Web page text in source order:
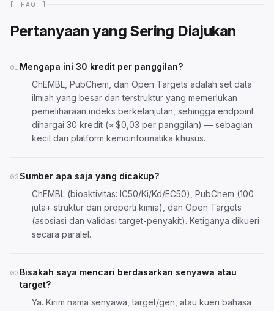
[ FAQ ]
Pertanyaan yang Sering Diajukan
01 Mengapa ini 30 kredit per panggilan?
ChEMBL, PubChem, dan Open Targets adalah set data
ilmiah yang besar dan terstruktur yang memerlukan
pemeliharaan indeks berkelanjutan, sehingga endpoint
dihargai 30 kredit (≈ $0,03 per panggilan) — sebagian
kecil dari platform kemoinformatika khusus.
02Sumber apa saja yang dicakup?
ChEMBL (bioaktivitas: IC50/Ki/Kd/EC50), PubChem (100
juta+ struktur dan properti kimia), dan Open Targets
(asosiasi dan validasi target-penyakit). Ketiganya dikueri
secara paralel.
03 Bisakah saya mencari berdasarkan senyawa atau
target?
Ya. Kirim nama senyawa, target/gen, atau kueri bahasa